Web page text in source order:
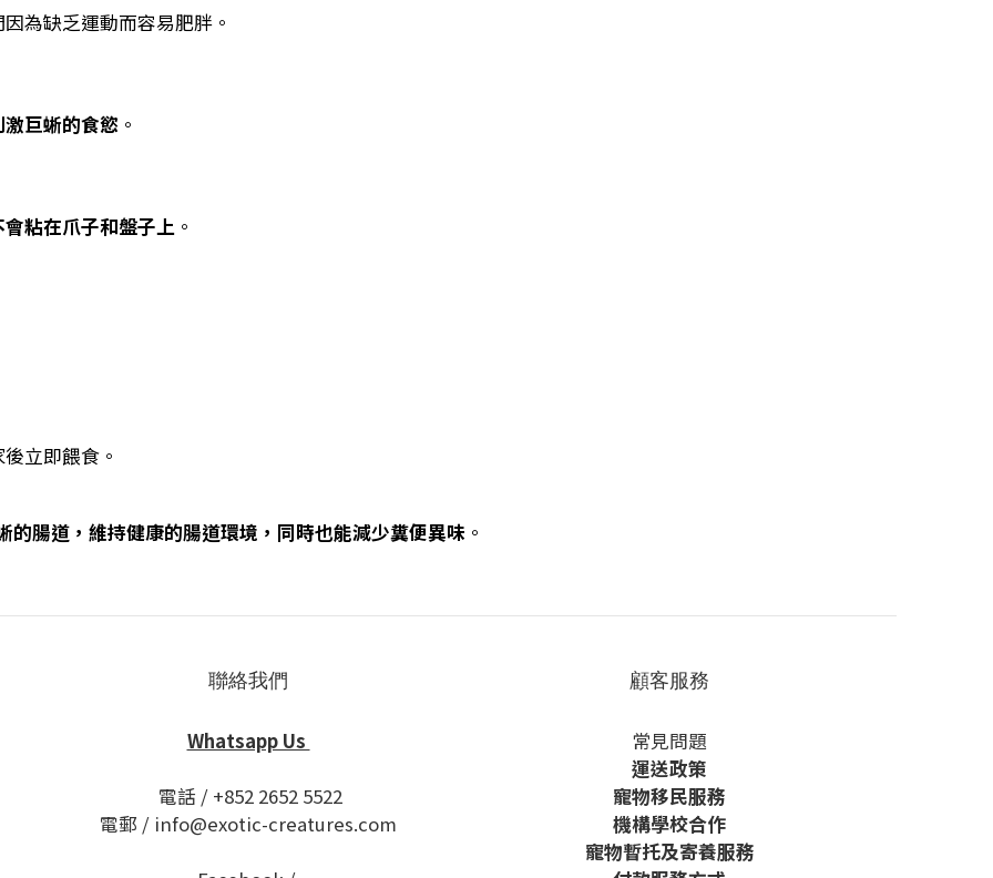
為缺乏運動而容易肥胖。
激巨蜥的食慾 。
會粘在爪子和盤子上 。
立即餵食。
腸道，維持健康的腸道環境，同時也能減少糞便異味 。
聯絡我們
Whatsapp Us
電話 / +852 2652 5522
電郵 / info@exotic-creatures.com
顧客服務
常見問題
運送政策
寵物移民服務
機構學校合作
寵物暫托及寄養服務